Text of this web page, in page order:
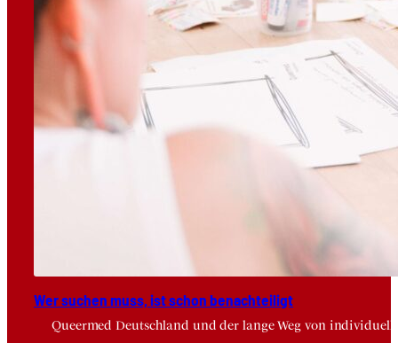
Wer suchen muss, ist schon benach­tei­ligt
Queermed Deutschland und der lange Weg von